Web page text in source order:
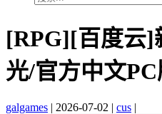
[RPG][百度云]
光/官方中文
galgames | 2026-07-02 | cus |